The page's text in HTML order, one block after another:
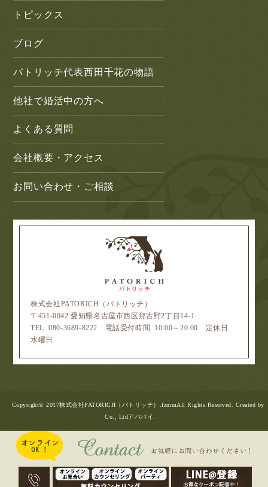
トピックス
ブログ
パトリッチ代表西田千花の物語
他社で婚活中の方へ
よくある質問
会社概要・アクセス
お問い合わせ・ご相談
株式会社PATORICH（パトリッチ）
〒451-0042 愛知県名古屋市西区那古野2丁目14-1
TEL. 080-3689-8222 電話受付時間. 10:00～20:00 定休日.
水曜日
Copyright© 2017株式会社PATORICH（パトリッチ）.fzmmAll Rights Reserved. Created by
Co., Ltdアババイ